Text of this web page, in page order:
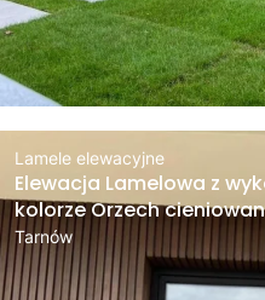
Lamele elewacyjne
Elewacja Lamelowa z
kolorze Orzech
Tarnów